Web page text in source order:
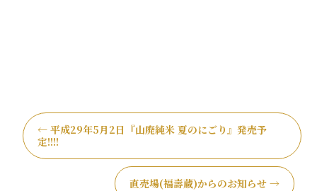
← 平成29年5月2日『山廃純米 夏のにごり』発売予
定!!!!
直売場(福壽蔵)からのお知らせ →